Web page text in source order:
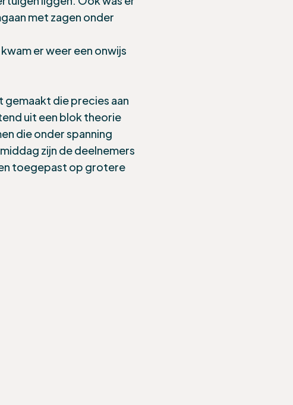
met zagen onder
er weer een onwijs
gemaakt die precies aan
uit een blok theorie
die onder spanning
middag zijn de deelnemers
toegepast op grotere